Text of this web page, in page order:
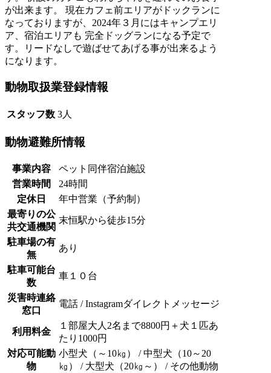
が出来ます。 現在カフェ前エリアがドックランに
なっておりますが、2024年３月にはキャンプエリ
ア、宿泊エリアも 完全ドッグランになる予定で
す。リードなしで遊ばせてあげる事が出来るよう
になります。
動物取扱業登録情報
スタッフ数 3人
動物避難所情報
事業内容
ペット同伴宿泊施設
営業時間
24時間
定休日
年中営業（予約制）
最寄りの公
共交通機関
末恒駅から徒歩15分
駐車場の有
無
あり
駐車可能台
数
車１０台
災害時連絡
窓口
電話 / Instagramダイレクトメッセージ
利用料金
１部屋大人2名まで8800円＋犬１匹あ
たり1000円
対応可能動
物
小型犬（～10㎏） / 中型犬（10～20
㎏） / 大型犬（20㎏～） / その他動物